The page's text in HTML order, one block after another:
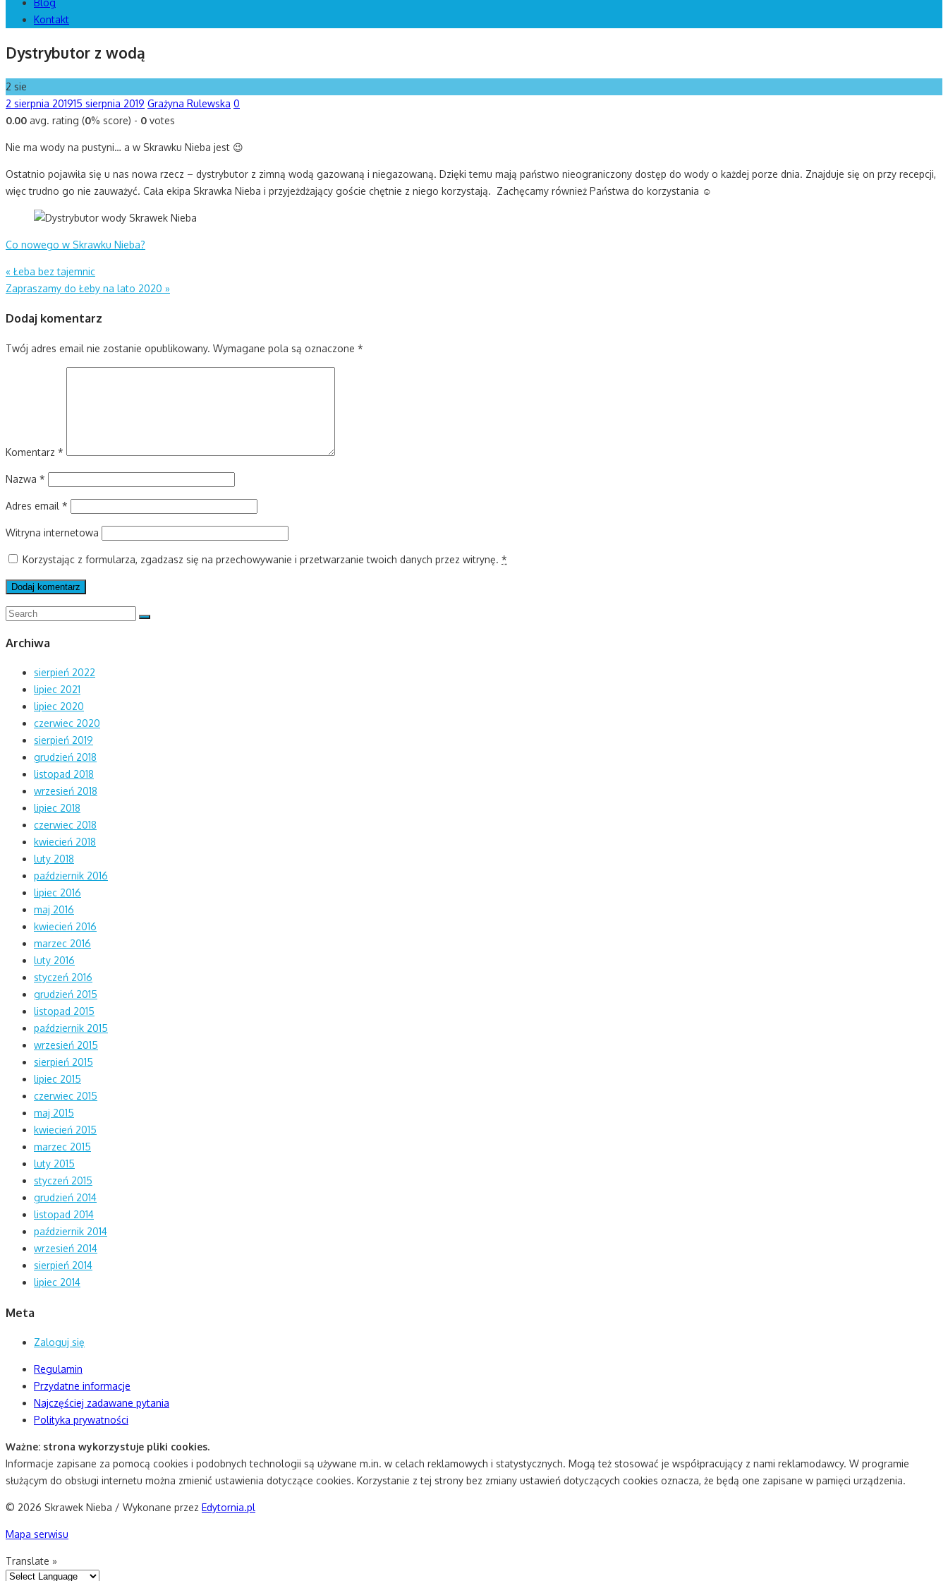
Blog
Kontakt
Dystrybutor z wodą
2 sie
Posted
on
2 sierpnia 201915 sierpnia 2019 Author
Grażyna Rulewska 0
0.00 avg. rating (0% score) - 0 votes
Nie ma wody na pustyni… a w Skrawku Nieba jest 😉
Ostatnio pojawiła się u nas nowa rzecz – dystrybutor z zimną wodą gazowaną i niegazowaną. Dzięki temu mają państwo nieograniczony dostęp do wody o każdej porze dnia. Znajduje się on przy recepcji,
więc trudno go nie zauważyć. Cała ekipa Skrawka Nieba i przyjeżdżający goście chętnie z niego korzystają. Zachęcamy również Państwa do korzystania ☺
Co nowego w Skrawku Nieba?
Nawigacja
wpisu
« Łeba bez tajemnic
Zapraszamy do Łeby na lato 2020 »
Dodaj komentarz
Twój adres email nie zostanie opublikowany. Wymagane pola są oznaczone *
Komentarz *
Nazwa *
Adres email *
Witryna internetowa
Korzystając z formularza, zgadzasz się na przechowywanie i przetwarzanie twoich danych przez witrynę. *
Search
Search
Archiwa
sierpień 2022
lipiec 2021
lipiec 2020
czerwiec 2020
sierpień 2019
grudzień 2018
listopad 2018
wrzesień 2018
lipiec 2018
czerwiec 2018
kwiecień 2018
luty 2018
październik 2016
lipiec 2016
maj 2016
kwiecień 2016
marzec 2016
luty 2016
styczeń 2016
grudzień 2015
listopad 2015
październik 2015
wrzesień 2015
sierpień 2015
lipiec 2015
czerwiec 2015
maj 2015
kwiecień 2015
marzec 2015
luty 2015
styczeń 2015
grudzień 2014
listopad 2014
październik 2014
wrzesień 2014
sierpień 2014
lipiec 2014
Meta
Zaloguj się
Regulamin
Przydatne informacje
Najczęściej zadawane pytania
Polityka prywatności
Ważne: strona wykorzystuje pliki cookies.
Informacje zapisane za pomocą cookies i podobnych technologii są używane m.in. w celach reklamowych i statystycznych. Mogą też stosować je współpracujący z nami reklamodawcy. W programie
służącym do obsługi internetu można zmienić ustawienia dotyczące cookies. Korzystanie z tej strony bez zmiany ustawień dotyczących cookies oznacza, że będą one zapisane w pamięci urządzenia.
© 2026 Skrawek Nieba / Wykonane przez Edytornia.pl
Mapa serwisu
Translate »